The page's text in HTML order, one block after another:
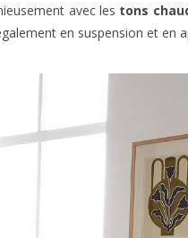
avec les tons
en suspension et en